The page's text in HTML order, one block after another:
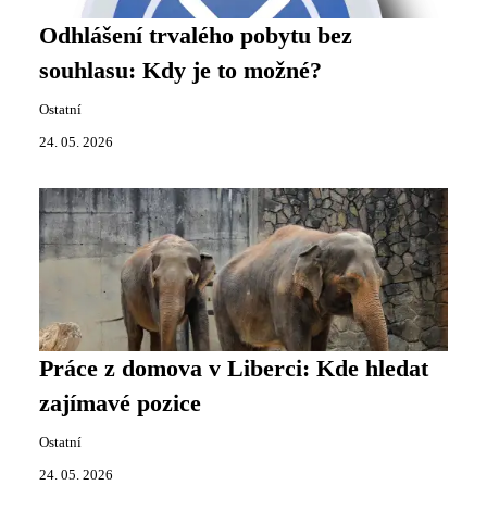
Odhlášení trvalého pobytu bez
souhlasu: Kdy je to možné?
Ostatní
24. 05. 2026
Práce z domova v Liberci: Kde hledat
zajímavé pozice
Ostatní
24. 05. 2026